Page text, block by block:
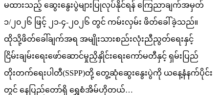
မထားသည့် ဆွေးနွေးပွဲများပြုလုပ်နိုင်ရန် ကြေညာချက်အမှတ်
၁/၂၀၂၆ ဖြင့် ၂၁-၄-၂၀၂၆ တွင် ကမ်းလှမ်း ဖိတ်ခေါ်ခဲ့သည်။
ထိုသို့ဖိတ်ခေါ်ချက်အရ အမျိုးသားစည်းလုံးညီညွတ်ရေးနှင့်
ငြိမ်းချမ်းရေးဖော်ဆောင်မှုညှိနှိုင်းရေးကော်မတီနှင့် ရှမ်းပြည်
တိုးတက်ရေးပါတီ(SSPP)တို့ တွေ့ဆုံဆွေးနွေးပွဲကို ယနေ့နံနက်ပိုင်း
တွင် နေပြည်တော်ရှိ ရွှေစံအိမ်ဟိုတယ်…